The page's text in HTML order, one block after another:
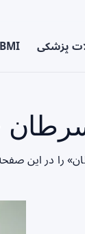
پزشکی BMI
-
را در این